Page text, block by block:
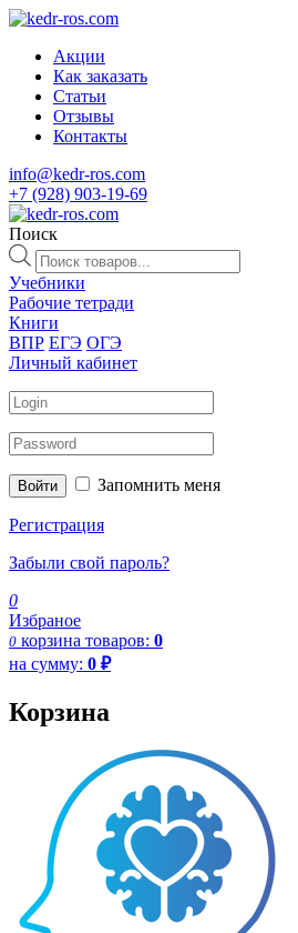
Акции
Как заказать
Статьи
Отзывы
Контакты
info@kedr-ros.com
+7 (928) 903-19-69
Поиск
Поиск
товаров
Учебники
Рабочие тетради
Книги
ВПР ЕГЭ ОГЭ
Личный кабинет
Войти Запомнить меня
Регистрация
Забыли свой пароль?
0
Избраное
0 корзина товаров: 0
на сумму: 0 ₽
Корзина